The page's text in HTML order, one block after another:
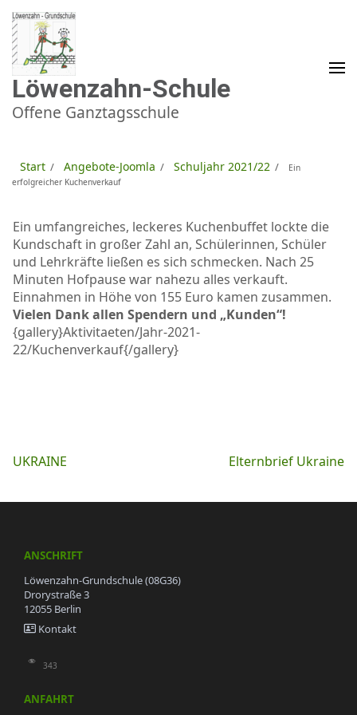
Zum
Inhalt
springen
(Enter
drücken)
Löwenzahn-Schule
Offene Ganztagsschule
Start / Angebote-Joomla / Schuljahr 2021/22 /
Ein
erfolgreicher Kuchenverkauf
Ein umfangreiches, leckeres Kuchenbuffet lockte die
Kundschaft in großer Zahl an, Schülerinnen, Schüler
und Lehrkräfte ließen es sich schmecken. Nach 25
Minuten Hofpause war nahezu alles verkauft.
Einnahmen in Höhe von 155 Euro kamen zusammen.
Vielen Dank allen Spendern und „Kunden“!
{gallery}Aktivitaeten/Jahr-2021-
22/Kuchenverkauf{/gallery}
Beitragsnavigation
UKRAINE Elternbrief Ukraine
ANSCHRIFT
Löwenzahn-Grundschule (08G36)
Drorystraße 3
12055 Berlin
Kontakt
343
ANFAHRT